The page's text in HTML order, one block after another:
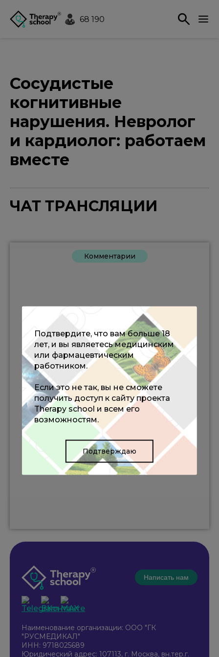
68 190
Сосудистые
когнитивные
нарушения. Невролог
и кардиолог: работаем
вместе
ЧАТ ТРАНСЛЯЦИИ
Комментарии
Написать нам
Наименование организации: ООО "ГК
"РУСМЕДИКАЛ"
ИНН: 9718025689
Юридический адрес: 107113, г. Москва, вн.тер.г.
Подтвердите, что вам больше 18
лет, и вы являетесь медицинским
или фармацевтическим
работником.
Если это не так, вы не сможете
получить доступ к сайту проекта
Therapy school и всем его
возможностям.
Подтверждаю